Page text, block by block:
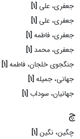
جعفری، علی [1]
جعفری، علی [1]
جعفری، فاطمه [1]
جعفری، محمد [1]
جنگجوی خلجان، فاطمه [1]
جهانی، جمیله [1]
جهانیان، سوداب [1]
چ
چگین، نگین [1]